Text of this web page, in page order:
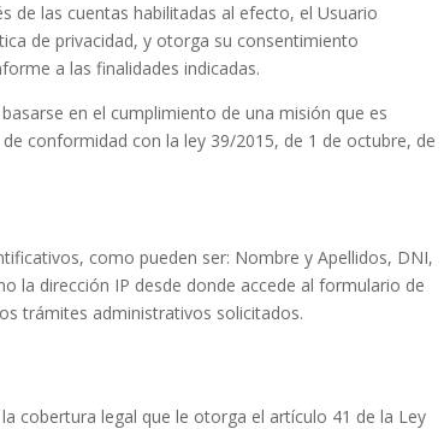
de las cuentas habilitadas al efecto, el Usuario
de privacidad, y otorga su consentimiento
a las finalidades indicadas.
en el cumplimiento de una misión que es
conformidad con la ley 39/2015, de 1 de octubre, de
como pueden ser: Nombre y Apellidos, DNI,
la dirección IP desde donde accede al formulario de
trámites administrativos solicitados.
cobertura legal que le otorga el artículo 41 de la Ley